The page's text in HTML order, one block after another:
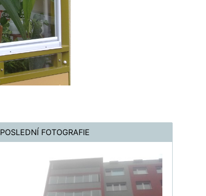
POSLEDNÍ FOTOGRAFIE